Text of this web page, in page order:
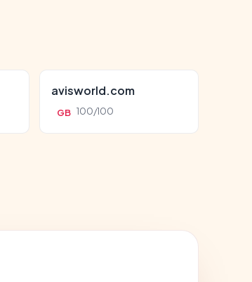
avisworld.com
GB 100/100